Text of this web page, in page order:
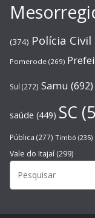
(374) Polícia Civil
Pomerode (269)
Sul (272) Samu (692)
saúde (449) SC
Pública (277) Timbó (235)
Vale do Itajaí (299)